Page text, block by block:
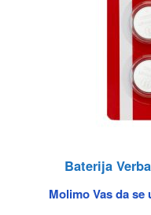
Baterija
Molimo Vas da